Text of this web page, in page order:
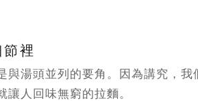
裡
與湯頭並列的要角。因為講究，
讓人回味無窮的拉麵。